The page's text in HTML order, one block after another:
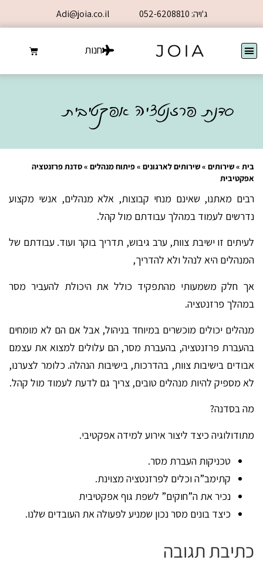
ג'ויה: 052-6208810 Adi@joia.co.il
חנות
סדנת פרזנטציה אפקטיבית
בית»שירותים»שירותים לארגונים»פיתוח מנהלים»סדנת פרזנטציה
אפקטיבית
רבים מאתנו, שאינם מנחי קבוצות, אלא מנהלים, אנשי מקצוע
נדרשים לעמוד במהלך עבודתם מול קהל.
לעיתים זו ישיבת צוות, ערב גיבוש, תדריך בוקר ועוד. עבודתם של
המנהלים היא לנהל ולא להדריך,
אך חלק משמעותי מהתפקיד כולל את היכולת להעביר מסר
במהלך פרזנטציה.
מנהלים יכולים מוכשרים במיוחד בניהול, אבל אם הם לא מומחים
בהעברת פרזנטציה, בהעברת מסר, הם עלולים למצוא את עצמם
אבודים בישיבות צוות, בהדרכות, בישיבות הנהלה. כלומר לצערנו,
לא מספיק להיות מנהלים טובים, צריך גם לדעת לעמוד מול קהל.
מה בסדנה?
מתודולוגיה כיצד ליצור אירוע למידה אפקטיבי.
טכניקות העברת מסר.
קתימב”ה וכלים לפרזנטציה מצוינת.
נכיר את ה”חוקים” לשפת גוף אפקטיבית
כיצד בונים מסר נכון שמניע לפעולה את העובדים שלנו.
כתיבת תגובה